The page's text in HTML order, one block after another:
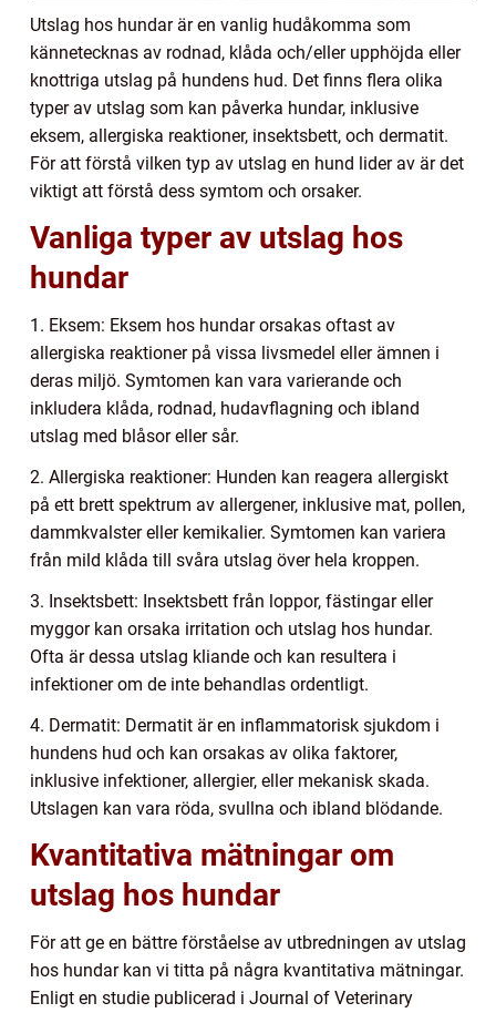
Utslag hos hundar är en vanlig hudåkomma som
kännetecknas av rodnad, klåda och/eller upphöjda eller
knottriga utslag på hundens hud. Det finns flera olika
typer av utslag som kan påverka hundar, inklusive
eksem, allergiska reaktioner, insektsbett, och dermatit.
För att förstå vilken typ av utslag en hund lider av är det
viktigt att förstå dess symtom och orsaker.
Vanliga typer av utslag hos
hundar
1. Eksem: Eksem hos hundar orsakas oftast av
allergiska reaktioner på vissa livsmedel eller ämnen i
deras miljö. Symtomen kan vara varierande och
inkludera klåda, rodnad, hudavflagning och ibland
utslag med blåsor eller sår.
2. Allergiska reaktioner: Hunden kan reagera allergiskt
på ett brett spektrum av allergener, inklusive mat, pollen,
dammkvalster eller kemikalier. Symtomen kan variera
från mild klåda till svåra utslag över hela kroppen.
3. Insektsbett: Insektsbett från loppor, fästingar eller
myggor kan orsaka irritation och utslag hos hundar.
Ofta är dessa utslag kliande och kan resultera i
infektioner om de inte behandlas ordentligt.
4. Dermatit: Dermatit är en inflammatorisk sjukdom i
hundens hud och kan orsakas av olika faktorer,
inklusive infektioner, allergier, eller mekanisk skada.
Utslagen kan vara röda, svullna och ibland blödande.
Kvantitativa mätningar om
utslag hos hundar
För att ge en bättre förståelse av utbredningen av utslag
hos hundar kan vi titta på några kvantitativa mätningar.
Enligt en studie publicerad i Journal of Veterinary